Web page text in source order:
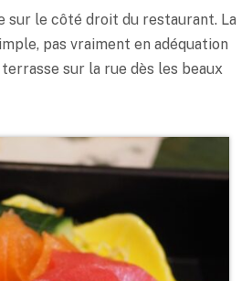
sur le côté droit du restaurant. La
pas vraiment en adéquation
sur la rue dès les beaux